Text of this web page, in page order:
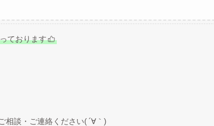
ております
相談・ご連絡ください( ´∀｀)